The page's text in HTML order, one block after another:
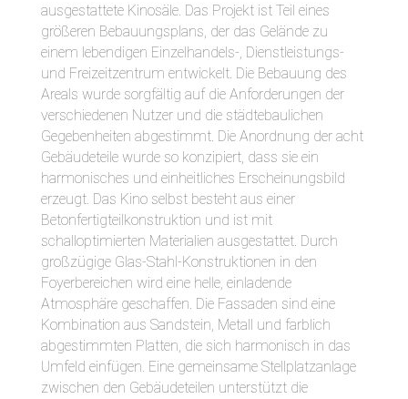
ausgestattete Kinosäle. Das Projekt ist Teil eines
größeren Bebauungsplans, der das Gelände zu
einem lebendigen Einzelhandels-, Dienstleistungs-
und Freizeitzentrum entwickelt. Die Bebauung des
Areals wurde sorgfältig auf die Anforderungen der
verschiedenen Nutzer und die städtebaulichen
Gegebenheiten abgestimmt. Die Anordnung der acht
Gebäudeteile wurde so konzipiert, dass sie ein
harmonisches und einheitliches Erscheinungsbild
erzeugt. Das Kino selbst besteht aus einer
Betonfertigteilkonstruktion und ist mit
schalloptimierten Materialien ausgestattet. Durch
großzügige Glas-Stahl-Konstruktionen in den
Foyerbereichen wird eine helle, einladende
Atmosphäre geschaffen. Die Fassaden sind eine
Kombination aus Sandstein, Metall und farblich
abgestimmten Platten, die sich harmonisch in das
Umfeld einfügen. Eine gemeinsame Stellplatzanlage
zwischen den Gebäudeteilen unterstützt die